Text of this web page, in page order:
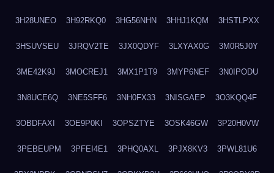
3H28UNEO 3H92RKQ0 3HG56NHN 3HHJ1KQM 3HSTLPXX
3HSUVSEU 3JRQV2TE 3JX0QDYF 3LXYAX0G 3M0R5J0Y
3ME42K9J 3MOCREJ1 3MX1P1T9 3MYP6NEF 3N0IPODU
3N8UCE6Q 3NE5SFF6 3NH0FX33 3NISGAEP 3O3KQQ4F
3OBDFAXI 3OE9P0KI 3OPSZTYE 3OSK46GW 3P20H0VW
3PEBEUPM 3PFEI4E1 3PHQ0AXL 3PJX8KV3 3PWL81U6